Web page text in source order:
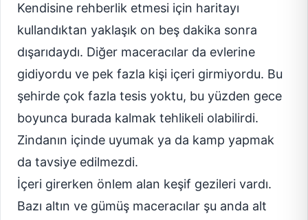
Kendisine rehberlik etmesi için haritayı
kullandıktan yaklaşık on beş dakika sonra
dışarıdaydı. Diğer maceracılar da evlerine
gidiyordu ve pek fazla kişi içeri girmiyordu. Bu
şehirde çok fazla tesis yoktu, bu yüzden gece
boyunca burada kalmak tehlikeli olabilirdi.
Zindanın içinde uyumak ya da kamp yapmak
da tavsiye edilmezdi.
İçeri girerken önlem alan keşif gezileri vardı.
Bazı altın ve gümüş maceracılar şu anda alt